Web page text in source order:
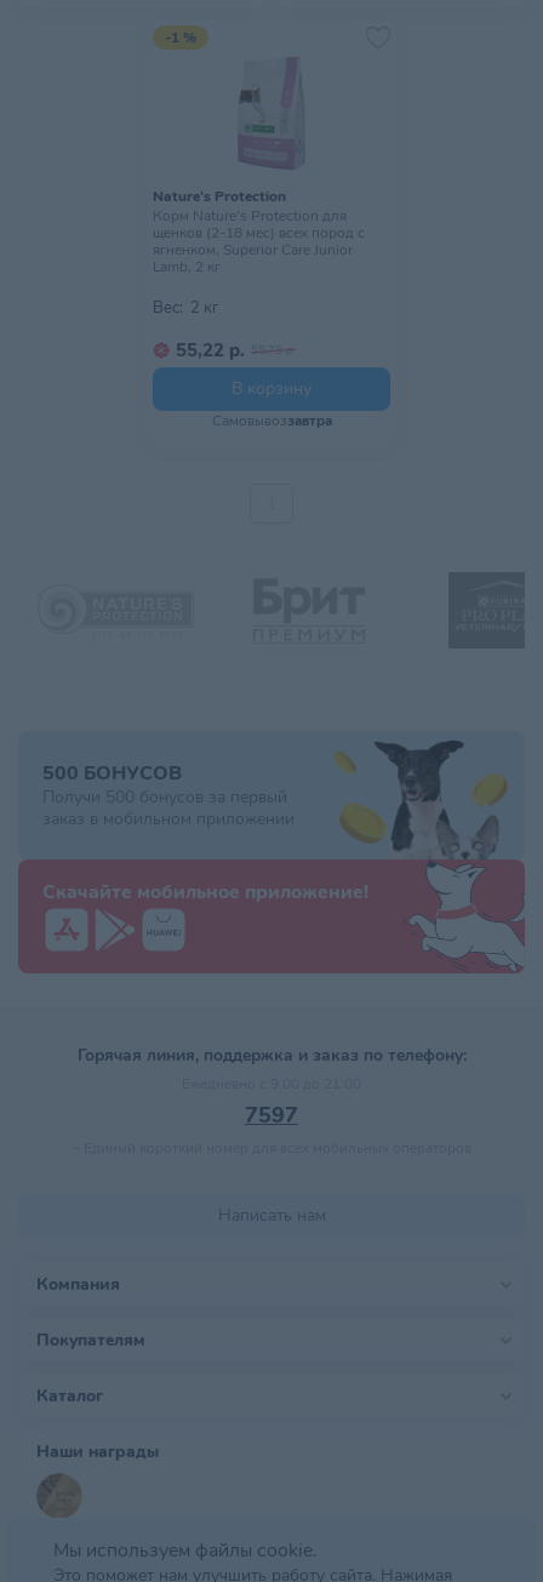
-1 %
Nature's Protection
Корм Nature's Protection для
щенков (2-18 мес) всех пород с
ягненком, Superior Care Junior
Lamb, 2 кг
Вес: 2 кг
55,22 р. 55,78 р.
В корзину
Самовывоззавтра
500 БОНУСОВ
Получи 500 бонусов за первый
заказ в мобильном приложении
Скачайте мобильное приложение!
Горячая линия, поддержка и заказ по телефону:
7597
Написать нам
Компания
Покупателям
Каталог
Наши награды
Мы используем файлы cookie.
Это поможет нам улучшить работу сайта. Нажимая